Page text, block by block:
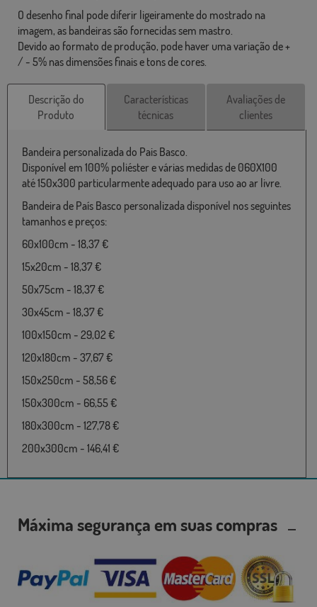
O desenho final pode diferir ligeiramente do mostrado na
imagem, as bandeiras são fornecidas sem mastro.
Devido ao formato de produção, pode haver uma variação de +
/ - 5% nas dimensões finais e tons de cores.
Descrição do
Produto
Características
técnicas
Avaliações de
clientes
Bandeira personalizada do Pais Basco.
Disponível em 100% poliéster e várias medidas de 060X100
até 150x300 particularmente adequado para uso ao ar livre.
Bandeira de País Basco personalizada disponível nos seguintes
tamanhos e preços:
60x100cm - 18,37 €
15x20cm - 18,37 €
50x75cm - 18,37 €
30x45cm - 18,37 €
100x150cm - 29,02 €
120x180cm - 37,67 €
150x250cm - 58,56 €
150x300cm - 66,55 €
180x300cm - 127,78 €
200x300cm - 146,41 €
Máxima segurança em suas compras